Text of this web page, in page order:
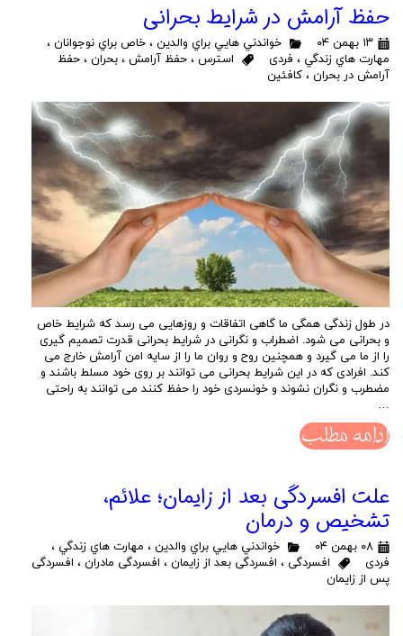
حفظ آرامش در شرایط بحرانی
۱۳ بهمن ۰۴ خواندني هايي براي والدين ، خاص براي نوجوانان ،
مهارت هاي زندگي ، فردی استرس ، حفظ آرامش ، بحران ، حفظ
آرامش در بحران ، کافئین
در طول زندگی همگی ما گاهی اتفاقات و روزهایی می رسد که شرایط خاص
و بحرانی می شود. اضطراب و نگرانی در شرایط بحرانی قدرت تصمیم گیری
را از ما می گیرد و همچنین روح و روان ما را از سایه امن آرامش خارج می
کند. افرادی که در این شرایط بحرانی می توانند بر روی خود مسلط باشند و
مضطرب و نگران نشوند و خونسردی خود را حفظ کنند می توانند به راحتی
…
ادامه مطلب
علت افسردگی بعد از زایمان؛ علائم،
تشخیص و درمان
۰۸ بهمن ۰۴ خواندني هايي براي والدين ، مهارت هاي زندگي ،
فردی
افسردگی ، افسردگی بعد از زایمان ، افسردگی مادران ، افسردگی
پس از زایمان